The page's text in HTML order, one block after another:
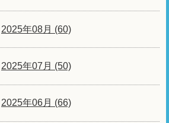
2025年08月 (60)
2025年07月 (50)
2025年06月 (66)